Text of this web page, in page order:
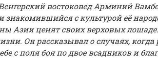
Венгерский востоковед Арминий
знакомившийся с культурой её
Азии ценят своих верховых
Он рассказывал о случаях,
с поля боя по двое всадников и